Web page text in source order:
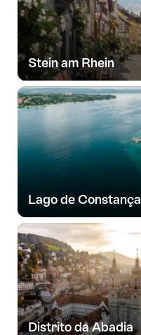
Stein am Rhein
Lago de Constança
Distrito da Abadia